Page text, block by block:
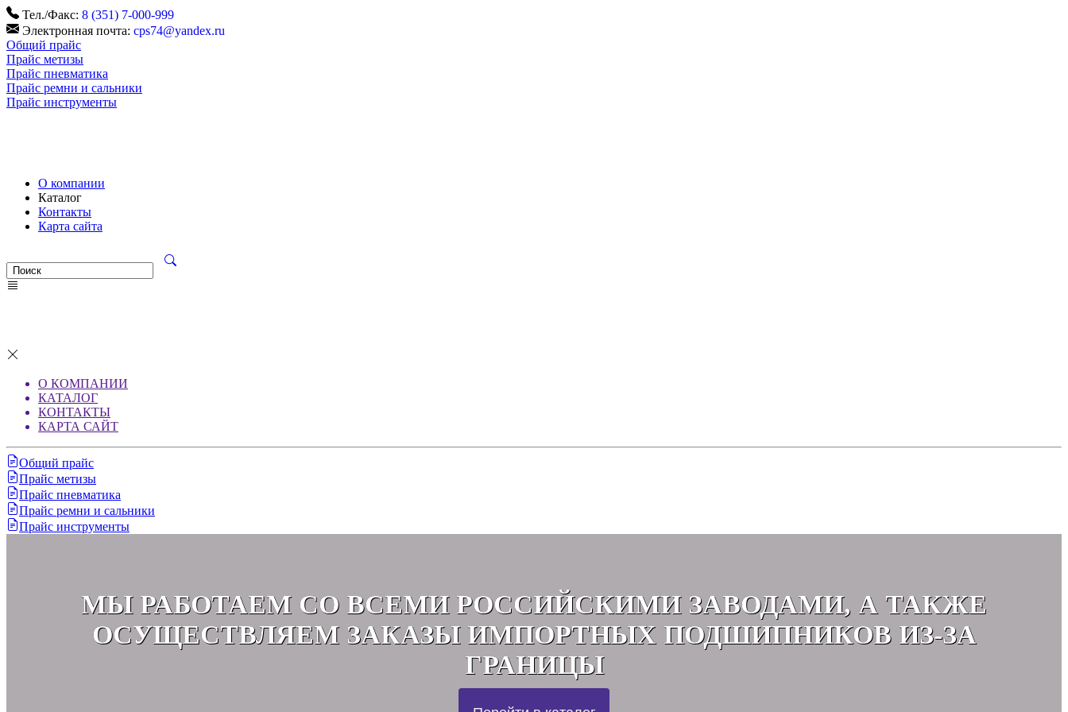
Тел./Факс: 8 (351) 7-000-999
Электронная почта: cps74@yandex.ru
Общий прайс
Прайс метизы
Прайс пневматика
Прайс ремни и сальники
Прайс инструменты
О компании
Каталог
Контакты
Карта сайта
О КОМПАНИИ
КАТАЛОГ
КОНТАКТЫ
КАРТА САЙТ
Общий прайс
Прайс метизы
Прайс пневматика
Прайс ремни и сальники
Прайс инструменты
МЫ РАБОТАЕМ СО ВСЕМИ РОССИЙСКИМИ ЗАВОДАМИ, А ТАКЖЕ
ОСУЩЕСТВЛЯЕМ ЗАКАЗЫ ИМПОРТНЫХ ПОДШИПНИКОВ ИЗ-ЗА
ГРАНИЦЫ